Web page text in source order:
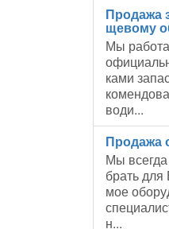
Про­да­жа
ще­во­му
Мы
ка­ми
во­ди...
Про­да­жа
Мы
брать
мое
н...